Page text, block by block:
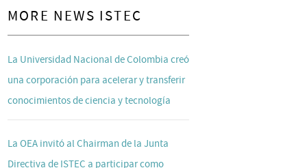
MORE NEWS ISTEC
La Universidad Nacional de Colombia creó
una corporación para acelerar y transferir
conocimientos de ciencia y tecnología
La OEA invitó al Chairman de la Junta
Directiva de ISTEC a participar como